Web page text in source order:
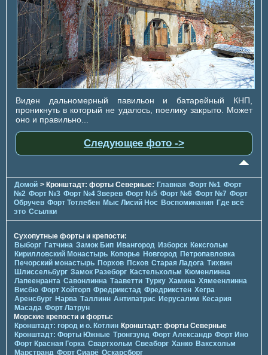
Виден дальномерный павильон и батарейный КНП,
проникнуть в который не удалось, поелику закрыто. Может
оно и правильно...
Следующее фото ->
Домой > Кронштадт: форты Северные: Главная Форт №1 Форт
№2 Форт №3 Форт №4 Зверев Форт №5 Форт №6 Форт №7 Форт
Обручев Форт Тотлебен Мыс Лисий Нос Воспоминания Где всё
это Ссылки
Сухопутные форты и крепости:
Выборг Гатчина Замок Бип Ивангород Изборск Кексгольм
Кирилловский Монастырь Копорье Новгород Петропавловка
Печорcкий монастырь Порхов Псков Старая Ладога Тихвин
Шлиссельбург Замок Разеборг Кастельхольм Кюменлинна
Лапеенранта Савонлинна Тааветти Турку Хамина Хямеенлинна
Висбю Форт Хойторп Фредрикстад Фредрикстен Хегра
Аренсбург Нарва Таллинн Антипатрис Иерусалим Кесария
Масада Форт Латрун
Морские крепости и форты:
Кронштадт: город и о. Котлин Кронштадт: форты Северные
Кронштадт: Форты Южные Тронгзунд Форт Александр Форт Ино
Форт Красная Горка Свартхольм Свеаборг Ханко Ваксхольм
Марстранд Форт Сиарё Оскарсборг